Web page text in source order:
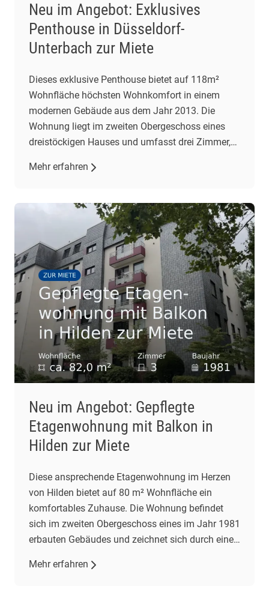
Neu im Angebot: Exklusives
Penthouse in Düsseldorf-
Unterbach zur Miete
Dieses exklusive Penthouse bietet auf 118m²
Wohnfläche höchsten Wohnkomfort in einem
modernen Gebäude aus dem Jahr 2013. Die
Wohnung liegt im zweiten Obergeschoss eines
dreistöckigen Hauses und umfasst drei Zimmer,
Wohnzimmer mit offener Einbauküche. Der
Ausstattung, darunter Fliesenböden und eine
Fußbodenheizung. Eine Klimaanlage im
Wohnzimmer […]
Mehr erfahren
Neu im Angebot: Gepflegte
Etagenwohnung mit Balkon in
Hilden zur Miete
Diese ansprechende Etagenwohnung im Herzen
von Hilden bietet auf 80 m² Wohnfläche ein
komfortables Zuhause. Die Wohnung befindet
sich im zweiten Obergeschoss eines im Jahr 1981
erbauten Gebäudes und zeichnet sich durch einen
darunter zwei Schlafzimmer und ein
Mehr erfahren